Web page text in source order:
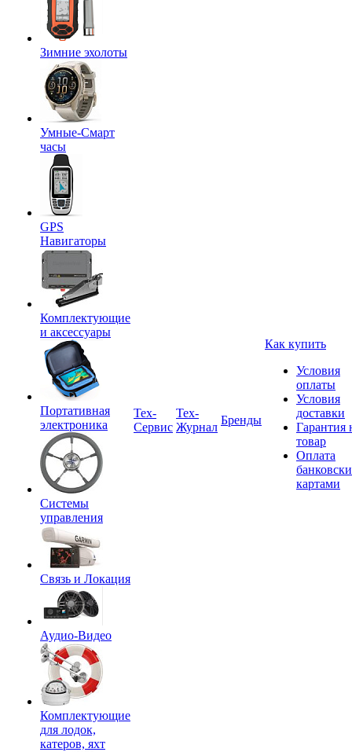
Зимние эхолоты
Умные-Смарт
часы
GPS
Навигаторы
Комплектующие
и аксессуары
Портативная
электроника
Системы
управления
Связь и Локация
Аудио-Видео
Комплектующие
для лодок,
катеров, яхт
Tex-
Сервис
Тех-
Журнал
Бренды
Как купить
Условия
оплаты
Условия
доставки
Гарантия
товар
Оплата
картами